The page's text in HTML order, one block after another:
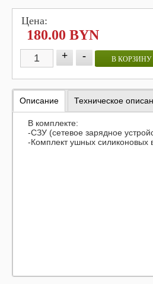
Цена:
180.00 BYN
+ - В КОРЗИНУ
Описание Техническое
В комплекте:
-СЗУ (сетевое зарядное
-Комплект ушных силиконовых